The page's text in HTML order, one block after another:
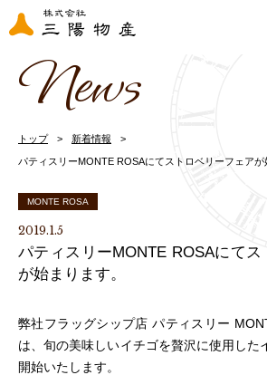
News
トップ 新着情報
パティスリーMONTE ROSAにてストロベリーフェアが
MONTE ROSA
2019.1.5
パティスリーMONTE ROSAにて
が始まります。
弊社フラッグシップ店 パティスリー
は、旬の美味しいイチゴを贅沢に使用した
開始いたします。